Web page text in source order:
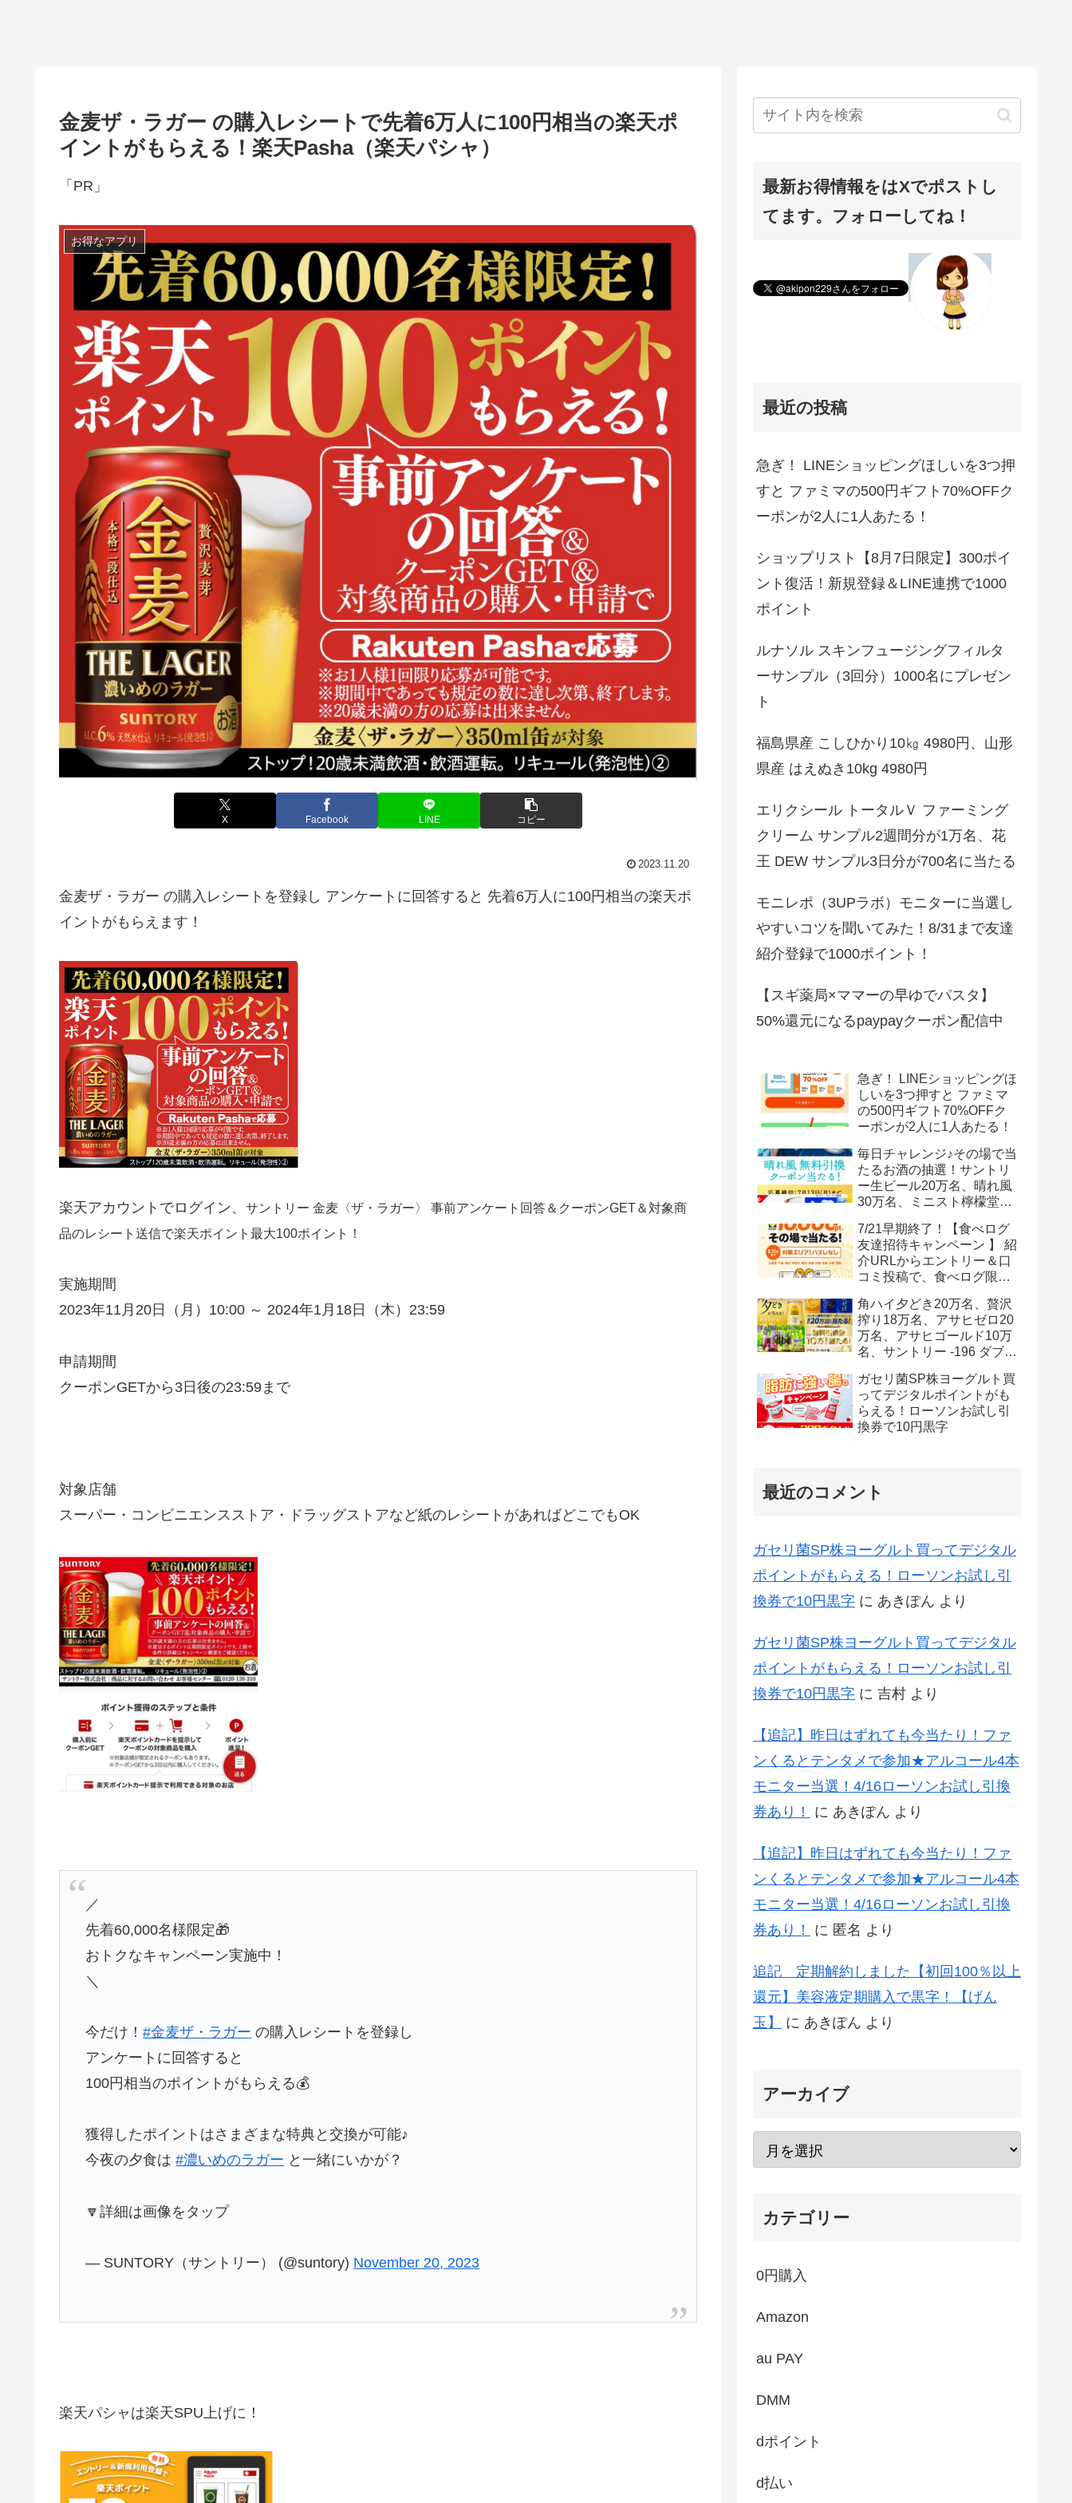
金麦ザ・ラガー の購⼊レシートで先着6万人に100円相当の楽天ポ
イントがもらえる！楽天Pasha（楽天パシャ）
「PR」
お得なアプリ
X Facebook LINE コピー
2023.11.20
金麦ザ・ラガー の購⼊レシートを登録し アンケートに回答すると 先着6万人に100円相当の楽天ポ
イントがもらえます！
楽天アカウントでログイン、 サントリー 金麦〈ザ・ラガー〉 事前アンケート回答＆クーポンGET＆対象商
品のレシート送信で楽天ポイント最大100ポイント！
実施期間
2023年11月20日（月）10:00 ～ 2024年1月18日（木）23:59
申請期間
クーポンGETから3日後の23:59まで
対象店舗
スーパー・コンビニエンスストア・ドラッグストアなど紙のレシートがあればどこでもOK
／
先着60,000名様限定🎁
おトクなキャンペーン実施中！
＼
今だけ！#金麦ザ・ラガー の購⼊レシートを登録し
アンケートに回答すると
100円相当のポイントがもらえる💰
獲得したポイントはさまざまな特典と交換が可能♪
今夜の夕食は#濃いめのラガー と一緒にいかが？
🔽詳細は画像をタップ
— SUNTORY（サントリー） (@suntory) November 20, 2023
楽天パシャは楽天SPU上げに！
最新お得情報をはXでポストし
てます。フォローしてね！
最近の投稿
急ぎ！ LINEショッピングほしいを3つ押
すと ファミマの500円ギフト70%OFFク
ーポンが2人に1人あたる！
ショップリスト【8月7日限定】300ポイ
ント復活！新規登録＆LINE連携で1000
ポイント
ルナソル スキンフュージングフィルタ
ーサンプル（3回分）1000名にプレゼン
ト
福島県産 こしひかり10㎏ 4980円、山形
県産 はえぬき10kg 4980円
エリクシール トータルＶ ファーミング
クリーム サンプル2週間分が1万名、花
王 DEW サンプル3日分が700名に当たる
モニレポ（3UPラボ）モニターに当選し
やすいコツを聞いてみた！8/31まで友達
紹介登録で1000ポイント！
【スギ薬局×ママーの早ゆでパスタ】
50%還元になるpaypayクーポン配信中
急ぎ！ LINEショッピングほ
しいを3つ押すと ファミマ
の500円ギフト70%OFFク
ーポンが2人に1人あたる！
毎日チャレンジ♪その場で当
たるお酒の抽選！サントリ
ー生ビール20万名、晴れ風
30万名、ミニスト檸檬堂2
ボール12.3万名
7/21早期終了！【食べログ
友達招待キャンペーン 】 紹
介URLからエントリー＆口
コミ投稿で、食べログ限定
トがもらえる
角ハイ夕どき20万名、贅沢
搾り18万名、アサヒゼロ20
万名、アサヒゴールド10万
名、サントリー -196 ダブル
ガセリ菌SP株ヨーグルト買
ってデジタルポイントがも
らえる！ローソンお試し引
換券で10円黒字
最近のコメント
ガセリ菌SP株ヨーグルト買ってデジタル
ポイントがもらえる！ローソンお試し引
換券で10円黒字 に あきぽん より
ガセリ菌SP株ヨーグルト買ってデジタル
ポイントがもらえる！ローソンお試し引
換券で10円黒字 に 吉村 より
【追記】昨日はずれても今当たり！ファ
ンくるとテンタメで参加★アルコール4本
モニター当選！4/16ローソンお試し引換
券あり！
に あきぽん より
【追記】昨日はずれても今当たり！ファ
ンくるとテンタメで参加★アルコール4本
モニター当選！4/16ローソンお試し引換
券あり！
に 匿名 より
追記 定期解約しました【初回100％以上
還元】美容液定期購入で黒字！【げん
玉】
に あきぽん より
アーカイブ
カテゴリー
0円購入
Amazon
au PAY
DMM
dポイント
d払い